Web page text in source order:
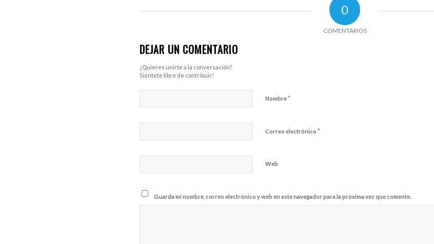
0
COMENTARIOS
DEJAR UN COMENTARIO
¿Quieres unirte a la conversación?
Siéntete libre de contribuir!
Nombre*
Correo electrónico *
Web
Guarda mi nombre, correo electrónico y web en este navegador para la próxima vez que comente.